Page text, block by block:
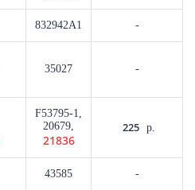
832942A1 -
35027 -
F53795-1,
20679,
21836
225 р.
43585 -